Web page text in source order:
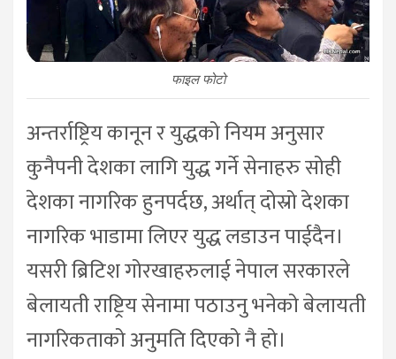
फाइल फोटो
अन्तर्राष्ट्रिय कानून र युद्धको नियम अनुसार
कुनैपनी देशका लागि युद्ध गर्ने सेनाहरु सोही
देशका नागरिक हुनपर्दछ, अर्थात् दोस्रो देशका
नागरिक भाडामा लिएर युद्ध लडाउन पाईदैन।
यसरी ब्रिटिश गोरखाहरुलाई नेपाल सरकारले
बेलायती राष्ट्रिय सेनामा पठाउनु भनेको बेलायती
नागरिकताको अनुमति दिएको नै हो।